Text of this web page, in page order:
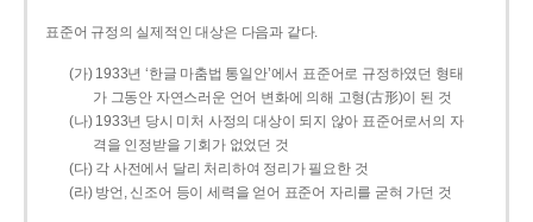
표준어 규정의 실제적인 대상은 다음과 같다.
(가) 1933년 ‘한글 마춤법 통일안’에서 표준어로 규정하였던 형태
가 그동안 자연스러운 언어 변화에 의해 고형(古形)이 된 것
(나) 1933년 당시 미처 사정의 대상이 되지 않아 표준어로서의 자
격을 인정받을 기회가 없었던 것
(다) 각 사전에서 달리 처리하여 정리가 필요한 것
(라) 방언, 신조어 등이 세력을 얻어 표준어 자리를 굳혀 가던 것